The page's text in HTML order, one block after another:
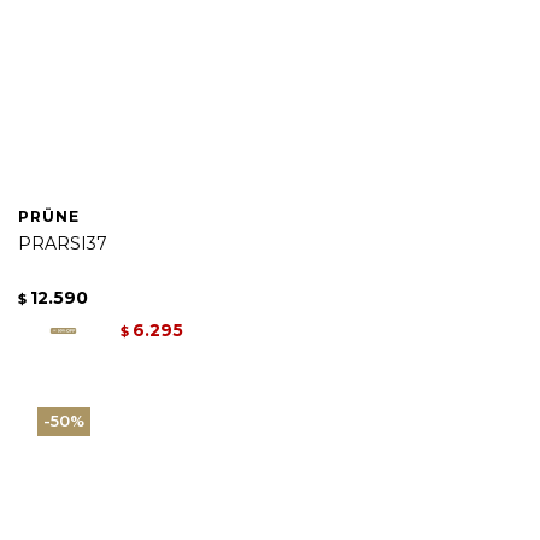
PRÜNE
PRARSI37
$ 12.590
$ 6.295
50